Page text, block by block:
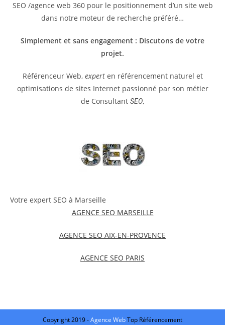
SEO /agence web 360 pour le positionnement d’un site web
dans notre moteur de recherche préféré…
Simplement et sans engagement : Discutons de votre
projet.
Référenceur Web, experten référencement naturel et
optimisations de sites Internet passionné par son métier
de Consultant SEO,
Votre expert SEO à Marseille
AGENCE SEO MARSEILLE
AGENCE SEO AIX-EN-PROVENCE
AGENCE SEO PARIS
Copyright 2019 -Agence WebTop Référencement